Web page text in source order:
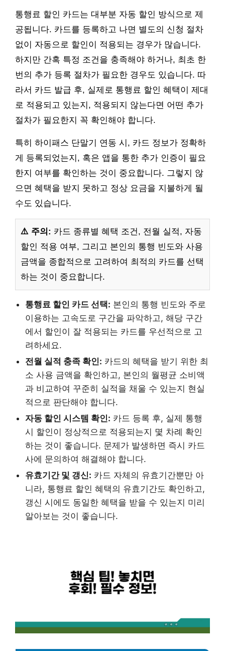
통행료 할인 카드는 대부분 자동 할인 방식으로 제
공됩니다. 카드를 등록하고 나면 별도의 신청 절차
없이 자동으로 할인이 적용되는 경우가 많습니다.
하지만 간혹 특정 조건을 충족해야 하거나, 최초 한
번의 추가 등록 절차가 필요한 경우도 있습니다. 따
라서 카드 발급 후, 실제로 통행료 할인 혜택이 제대
로 적용되고 있는지, 적용되지 않는다면 어떤 추가
절차가 필요한지 꼭 확인해야 합니다.
특히 하이패스 단말기 연동 시, 카드 정보가 정확하
게 등록되었는지, 혹은 앱을 통한 추가 인증이 필요
한지 여부를 확인하는 것이 중요합니다. 그렇지 않
으면 혜택을 받지 못하고 정상 요금을 지불하게 될
수도 있습니다.
⚠️ 주의: 카드 종류별 혜택 조건, 전월 실적, 자동
할인 적용 여부, 그리고 본인의 통행 빈도와 사용
금액을 종합적으로 고려하여 최적의 카드를 선택
하는 것이 중요합니다.
통행료 할인 카드 선택: 본인의 통행 빈도와 주로
이용하는 고속도로 구간을 파악하고, 해당 구간
에서 할인이 잘 적용되는 카드를 우선적으로 고
려하세요.
전월 실적 충족 확인: 카드의 혜택을 받기 위한 최
소 사용 금액을 확인하고, 본인의 월평균 소비액
과 비교하여 꾸준히 실적을 채울 수 있는지 현실
적으로 판단해야 합니다.
자동 할인 시스템 확인: 카드 등록 후, 실제 통행
시 할인이 정상적으로 적용되는지 몇 차례 확인
하는 것이 좋습니다. 문제가 발생하면 즉시 카드
사에 문의하여 해결해야 합니다.
유효기간 및 갱신: 카드 자체의 유효기간뿐만 아
니라, 통행료 할인 혜택의 유효기간도 확인하고,
갱신 시에도 동일한 혜택을 받을 수 있는지 미리
알아보는 것이 좋습니다.